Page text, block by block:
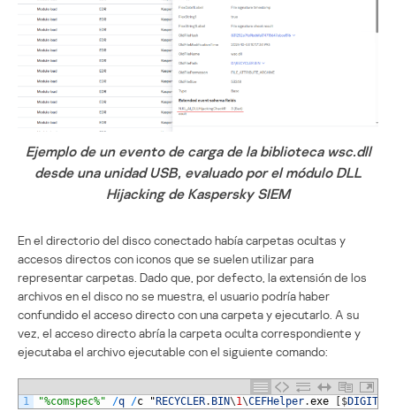
Ejemplo de un evento de carga de la biblioteca wsc.dll
desde una unidad USB, evaluado por el módulo DLL
Hijacking de Kaspersky SIEM
En el directorio del disco conectado había carpetas ocultas y
accesos directos con iconos que se suelen utilizar para
representar carpetas. Dado que, por defecto, la extensión de los
archivos en el disco no se muestra, el usuario podría haber
confundido el acceso directo con una carpeta y ejecutarlo. A su
vez, el acceso directo abría la carpeta oculta correspondiente y
ejecutaba el archivo ejecutable con el siguiente comando:
1 "%comspec%" /q /c " RECYCLER. BIN\1\CEFHelper.exe $DIGITS